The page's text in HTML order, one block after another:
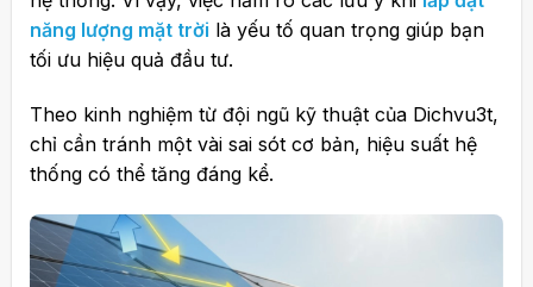
năng lượng mặt trời là yếu tố quan trọng giúp bạn
tối ưu hiệu quả đầu tư.
Theo kinh nghiệm từ đội ngũ kỹ thuật của Dichvu3t,
chỉ cần tránh một vài sai sót cơ bản, hiệu suất hệ
thống có thể tăng đáng kể.